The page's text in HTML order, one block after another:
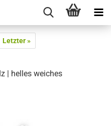
Letzter »
| helles weiches